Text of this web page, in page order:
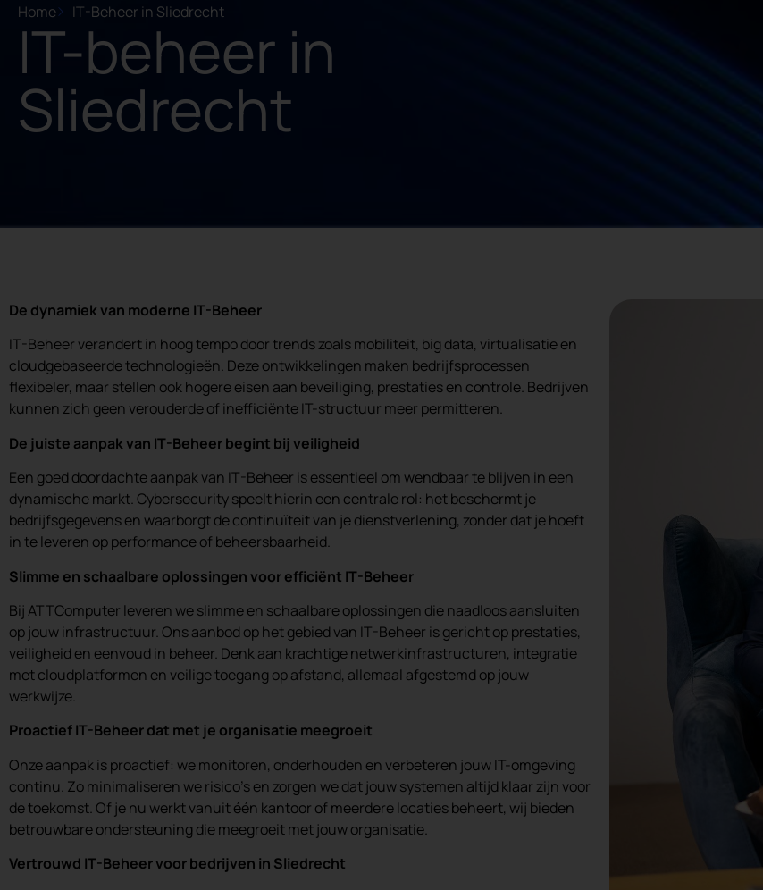
Home IT-Beheer in Sliedrecht
IT-beheer in
Sliedrecht
De dynamiek van moderne IT-Beheer
IT-Beheer verandert in hoog tempo door trends zoals mobiliteit, big data, virtualisatie en
cloudgebaseerde technologieën. Deze ontwikkelingen maken bedrijfsprocessen
flexibeler, maar stellen ook hogere eisen aan beveiliging, prestaties en controle. Bedrijven
kunnen zich geen verouderde of inefficiënte IT-structuur meer permitteren.
De juiste aanpak van IT-Beheer begint bij veiligheid
Een goed doordachte aanpak van IT-Beheer is essentieel om wendbaar te blijven in een
dynamische markt. Cybersecurity speelt hierin een centrale rol: het beschermt je
bedrijfsgegevens en waarborgt de continuïteit van je dienstverlening, zonder dat je hoeft
in te leveren op performance of beheersbaarheid.
Slimme en schaalbare oplossingen voor efficiënt IT-Beheer
Bij ATTComputer leveren we slimme en schaalbare oplossingen die naadloos aansluiten
op jouw infrastructuur. Ons aanbod op het gebied van IT-Beheer is gericht op prestaties,
veiligheid en eenvoud in beheer. Denk aan krachtige netwerkinfrastructuren, integratie
met cloudplatformen en veilige toegang op afstand, allemaal afgestemd op jouw
werkwijze.
Proactief IT-Beheer dat met je organisatie meegroeit
Onze aanpak is proactief: we monitoren, onderhouden en verbeteren jouw IT-omgeving
continu. Zo minimaliseren we risico’s en zorgen we dat jouw systemen altijd klaar zijn voor
de toekomst. Of je nu werkt vanuit één kantoor of meerdere locaties beheert, wij bieden
betrouwbare ondersteuning die meegroeit met jouw organisatie.
Vertrouwd IT-Beheer voor bedrijven in Sliedrecht